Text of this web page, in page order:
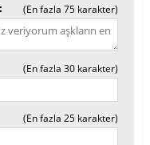
(En fazla 75 karakter)
(En fazla 30 karakter)
(En fazla 25 karakter)